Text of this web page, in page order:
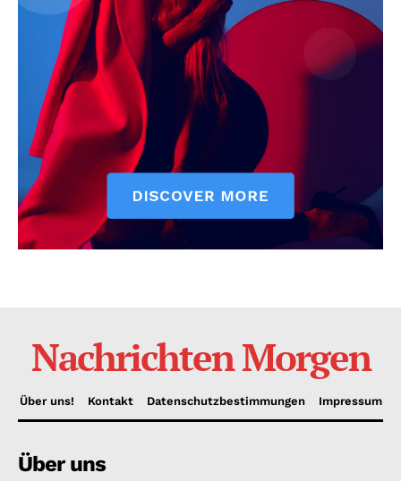
Nachrichten Morgen
Über uns! Kontakt Datenschutzbestimmungen Impressum
Über uns